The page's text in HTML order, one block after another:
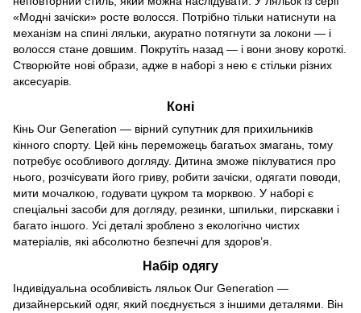
«Модні зачіски» росте волосся. Потрібно тільки натиснути на
механізм на спині ляльки, акуратно потягнути за локони — і
волосся стане довшим. Покрутіть назад — і вони знову короткі.
Створюйте нові образи, адже в наборі з нею є стільки різних
аксесуарів.
Коні
Кінь Our Generation — вірний супутник для прихильників
кінного спорту. Цей кінь переможець багатьох змагань, тому
потребує особливого догляду. Дитина зможе піклуватися про
нього, розчісувати його гриву, робити зачіски, одягати поводи,
мити мочалкою, годувати цукром та морквою. У наборі є
спеціальні засоби для догляду, резинки, шпильки, пирскавки і
багато іншого. Усі деталі зроблено з екологічно чистих
матеріалів, які абсолютно безпечні для здоров’я.
Набір одягу
Індивідуальна особливість ляльок Our Generation —
дизайнерський одяг, який поєднується з іншими деталями. Він